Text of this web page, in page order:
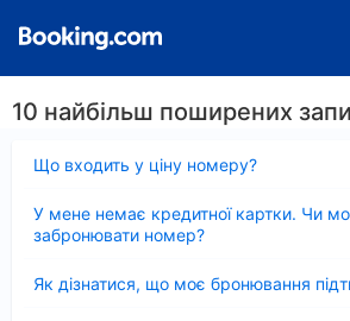
10 найбільш поширених
Що входить у ціну номеру?
У мене немає кредитної картки. Чи
забронювати номер?
Як дізнатися, що моє бронювання